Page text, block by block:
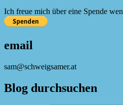
Ich freue mich über eine Spende
email
sam@schweigsamer.at
Blog durchsuchen